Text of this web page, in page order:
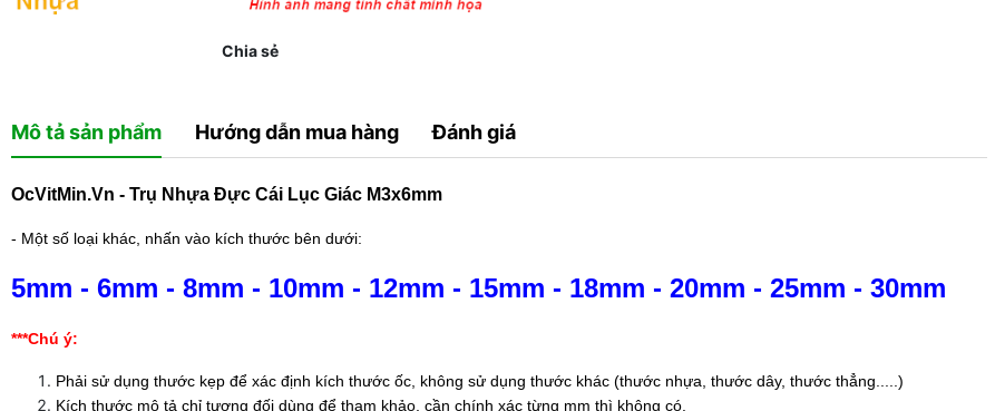
Chia sẻ
Mô tả sản phẩm Hướng dẫn mua hàng Đánh giá
OcVitMin.Vn - Trụ Nhựa Đực Cái Lục Giác M3x6mm
- Một số loại khác, nhấn vào kích thước bên dưới:
5mm - 6mm - 8mm - 10mm - 12mm - 15mm - 18mm - 20mm - 25mm - 30mm
***Chú ý:
Phải sử dụng thước kẹp để xác định kích thước ốc, không sử dụng thước khác (thước nhựa, thước dây, thước thẳng.....)
Kích thước mô tả chỉ tương đối dùng để tham khảo, cần chính xác từng mm thì không có.